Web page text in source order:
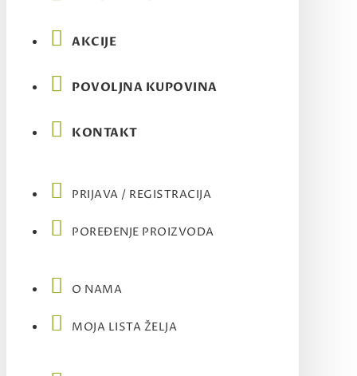
AKCIJE
POVOLJNA KUPOVINA
KONTAKT
PRIJAVA / REGISTRACIJA
POREĐENJE PROIZVODA
O NAMA
MOJA LISTA ŽELJA